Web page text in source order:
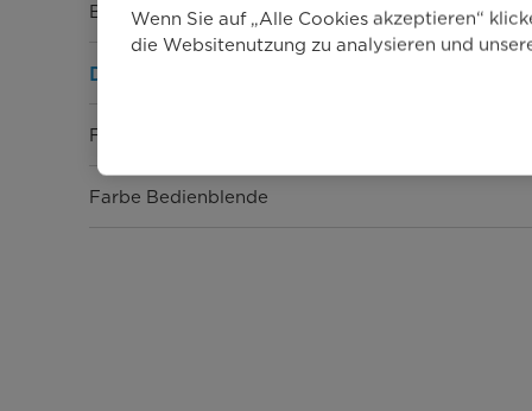
Breite [mm]
Design
Farbe
Farbe Bedienblende
Wenn Sie auf „Alle Cookies akzeptieren“
die Websitenutzung zu analysieren und